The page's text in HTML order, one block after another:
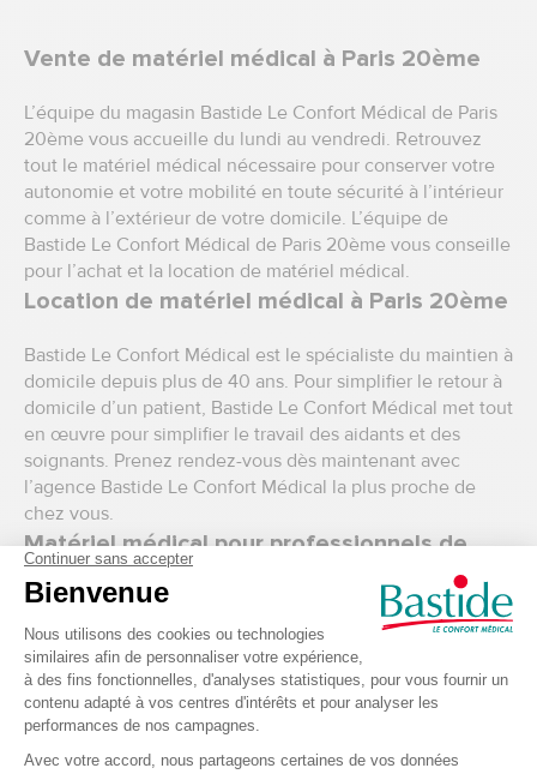
Vente de matériel médical à Paris 20ème
L’équipe du magasin Bastide Le Confort Médical de Paris
20ème vous accueille du lundi au vendredi. Retrouvez
tout le matériel médical nécessaire pour conserver votre
autonomie et votre mobilité en toute sécurité à l’intérieur
comme à l’extérieur de votre domicile. L’équipe de
Bastide Le Confort Médical de Paris 20ème vous conseille
pour l’achat et la location de matériel médical.
Location de matériel médical à Paris 20ème
Bastide Le Confort Médical est le spécialiste du maintien à
domicile depuis plus de 40 ans. Pour simplifier le retour à
domicile d’un patient, Bastide Le Confort Médical met tout
en œuvre pour simplifier le travail des aidants et des
soignants. Prenez rendez-vous dès maintenant avec
l’agence Bastide Le Confort Médical la plus proche de
chez vous.
Matériel médical pour professionnels de
santé à Paris 20ème
Professionnels de santé ? Découvrez notre espace pro
dans la boutique de Paris 16ème. Notre sélection regroupe
tout le matériel médical professionnel nécessaire pour les
soins et pansements,l’hygiène et la désinfection, et
matériel de diagnostic. Vous souhaitez vous équiper ou
équiper votre cabinet, retrouvez notre sélection de